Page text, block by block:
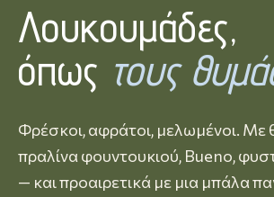
Λουκουμάδες,
όπως τους
Φρέσκοι, αφράτοι, μελωμένοι. Με
πραλίνα φουντουκιού, Bueno,
— και προαιρετικά με μια μπάλα